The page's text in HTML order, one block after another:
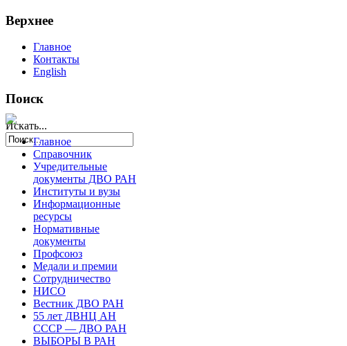
Верхнее
Главное
Контакты
English
Поиск
Искать...
Главное
Справочник
Учредительные
документы ДВО РАН
Институты и вузы
Информационные
ресурсы
Нормативные
документы
Профсоюз
Медали и премии
Сотрудничество
НИСО
Вестник ДВО РАН
55 лет ДВНЦ АН
СССР — ДВО РАН
ВЫБОРЫ В РАН